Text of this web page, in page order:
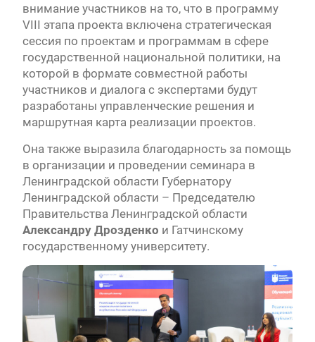
внимание участников на то, что в программу
VIII этапа проекта включена стратегическая
сессия по проектам и программам в сфере
государственной национальной политики, на
которой в формате совместной работы
участников и диалога с экспертами будут
разработаны управленческие решения и
маршрутная карта реализации проектов.
Она также выразила благодарность за помощь
в организации и проведении семинара в
Ленинградской области Губернатору
Ленинградской области – Председателю
Правительства Ленинградской области
Александру Дрозденко и Гатчинскому
государственному университету.